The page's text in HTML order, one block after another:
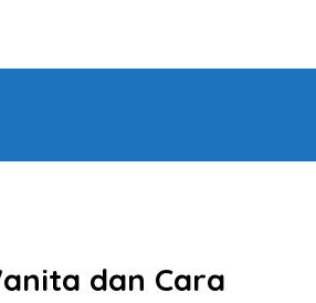
dan Cara